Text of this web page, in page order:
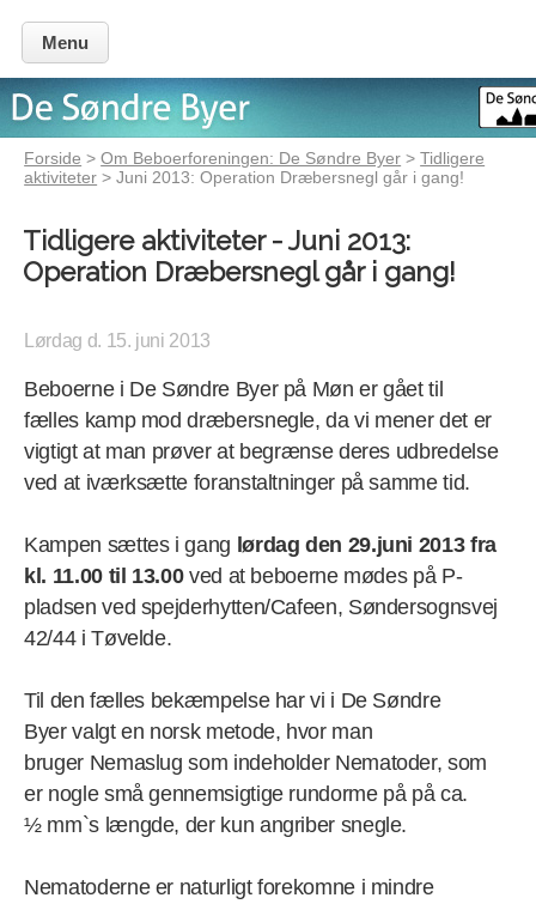
Menu
Forside >Om Beboerforeningen: De Søndre Byer >Tidligere
aktiviteter > Juni 2013: Operation Dræbersnegl går i gang!
Tidligere aktiviteter - Juni 2013:
Operation Dræbersnegl går i gang!
Lørdag d. 15. juni 2013
Beboerne i De Søndre Byer på Møn er gået til
fælles kamp mod dræbersnegle, da vi mener det er
vigtigt at man prøver at begrænse deres udbredelse
ved at iværksætte foranstaltninger på samme tid.
Kampen sættes i gang lørdag den 29.juni 2013 fra
kl. 11.00 til 13.00ved at beboerne mødes på P-
pladsen ved spejderhytten/Cafeen, Søndersognsvej
42/44 i Tøvelde.
Til den fælles bekæmpelse har vi i De Søndre
Byer valgt en norsk metode, hvor man
bruger Nemaslug som indeholder Nematoder, som
er nogle små gennemsigtige rundorme på på ca.
½ mm`s længde, der kun angriber snegle.
Nematoderne er naturligt forekomne i mindre